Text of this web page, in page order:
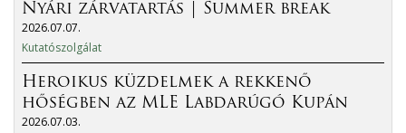
Nyári zárvatartás | Summer break
2026.07.07.
Kutatószolgálat
Heroikus küzdelmek a rekkenő
hőségben az MLE Labdarúgó Kupán
2026.07.03.